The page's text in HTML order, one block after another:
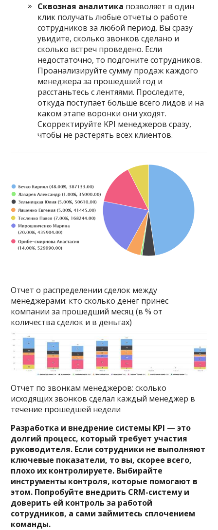
Сквозная аналитика позволяет в один
клик получать любые отчеты о работе
сотрудников за любой период. Вы сразу
увидите, сколько звонков сделано и
сколько встреч проведено. Если
недостаточно, то подгоните сотрудников.
Проанализируйте сумму продаж каждого
менеджера за прошедший год и
расстаньтесь с лентяями. Проследите,
откуда поступает больше всего лидов и на
каком этапе воронки они уходят.
Скорректируйте KPI менеджеров сразу,
чтобы не растерять всех клиентов.
Отчет о распределении сделок между
менеджерами: кто сколько денег принес
компании за прошедший месяц (в % от
количества сделок и в деньгах)
Отчет по звонкам менеджеров: сколько
исходящих звонков сделал каждый менеджер в
течение прошедшей недели
Разработка и внедрение системы KPI — это
долгий процесс, который требует участия
руководителя. Если сотрудники не выполняют
ключевые показатели, то вы, скорее всего,
плохо их контролируете. Выбирайте
инструменты контроля, которые помогают в
этом. Попробуйте внедрить CRM-систему и
доверить ей контроль за работой
сотрудников, а сами займитесь сплочением
команды.